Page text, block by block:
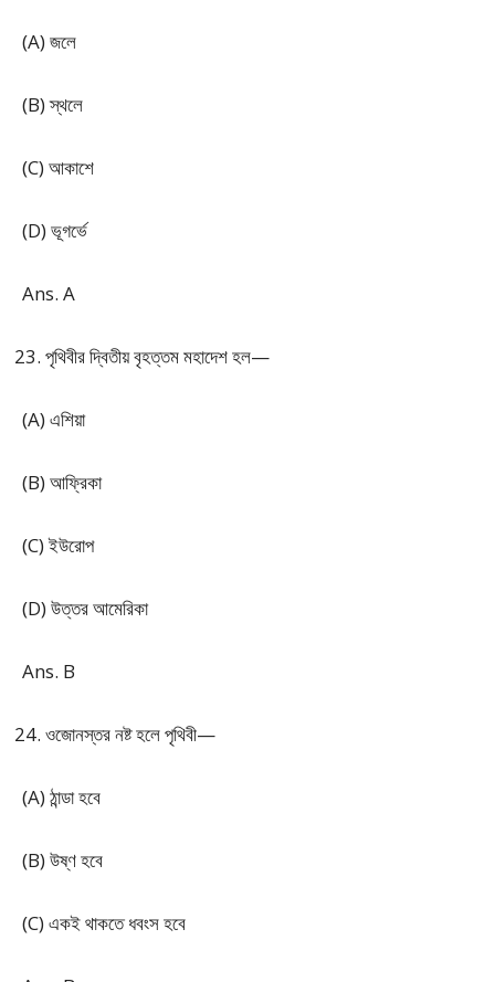
(A) জলে
(B) স্থলে
(C) আকাশে
(D) ভূগর্ভে
Ans. A
পৃথিবীর দ্বিতীয় বৃহত্তম মহাদেশ হল—
(A) এশিয়া
(B) আফ্রিকা
(C) ইউরোপ
(D) উত্তর আমেরিকা
Ans. B
ওজোনস্তর নষ্ট হলে পৃথিবী—
(A) ঠান্ডা হবে
(B) উষ্ণ হবে
(C) একই থাকতে ধবংস হবে